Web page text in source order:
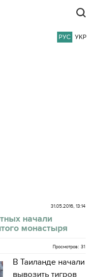
РУС УКР
31.05.2016, 13:14
начали
монастыря
Просмотров: 31
В Таиланде начали
вывозить тигров